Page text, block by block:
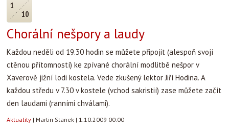
1
10
Chorální nešpory a laudy
Každou neděli od 19.30 hodin se můžete připojit (alespoň svojí
ctěnou přítomností) ke zpívané chorální modlitbě nešpor v
Xaverově jižní lodi kostela. Vede zkušený lektor Jiří Hodina. A
každou středu v 7.30 v kostele (vchod sakristií) zase můžete začít
den laudami (ranními chválami).
Aktuality | Martin Stanek | 1.10.2009 00:00